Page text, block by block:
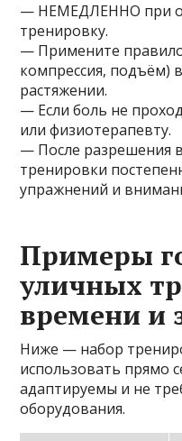
— НЕМЕДЛЕННО при
тренировку.
— Примените правило
компрессия, подъём)
растяжении.
— Если боль не
или физиотерапевту.
— После разрешения
тренировки
упражнений и
Примеры
уличных
времени и
Ниже — набор
использовать прямо
адаптируемы и не
оборудования.